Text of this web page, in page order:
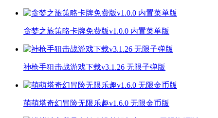
贪婪之旅策略卡牌免费版v1.0.0 内置菜单版
神枪手狙击战游戏下载v3.1.26 无限子弹版
萌萌塔奇幻冒险无限乐趣v1.6.0 无限金币版